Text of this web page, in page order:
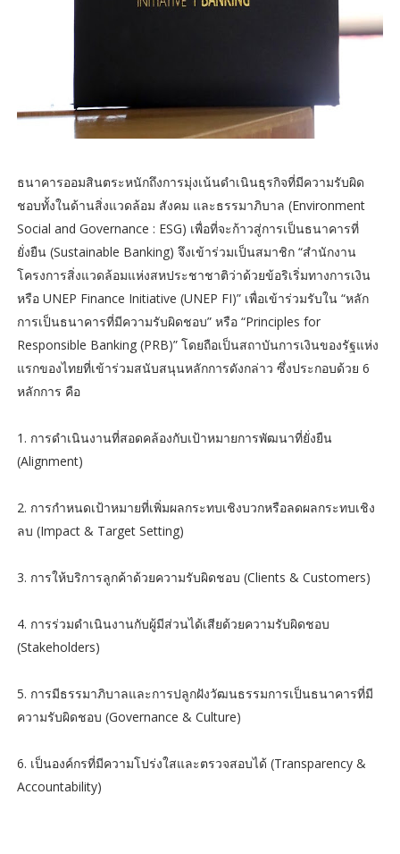
ธนาคารออมสินตระหนักถึงการมุ่งเน้นดำเนินธุรกิจที่มีความรับผิด
ชอบทั้งในด้านสิ่งแวดล้อม สังคม และธรรมาภิบาล (Environment
Social and Governance : ESG) เพื่อที่จะก้าวสู่การเป็นธนาคารที่
ยั่งยืน (Sustainable Banking) จึงเข้าร่วมเป็นสมาชิก “สำนักงาน
โครงการสิ่งแวดล้อมแห่งสหประชาชาติว่าด้วยข้อริเริ่มทางการเงิน
หรือ UNEP Finance Initiative (UNEP FI)” เพื่อเข้าร่วมรับใน “หลัก
การเป็นธนาคารที่มีความรับผิดชอบ” หรือ “Principles for
Responsible Banking (PRB)” โดยถือเป็นสถาบันการเงินของรัฐแห่ง
แรกของไทยที่เข้าร่วมสนับสนุนหลักการดังกล่าว ซึ่งประกอบด้วย 6
หลักการ คือ
1. การดำเนินงานที่สอดคล้องกับเป้าหมายการพัฒนาที่ยั่งยืน
(Alignment)
2. การกำหนดเป้าหมายที่เพิ่มผลกระทบเชิงบวกหรือลดผลกระทบเชิง
ลบ (Impact & Target Setting)
3. การให้บริการลูกค้าด้วยความรับผิดชอบ (Clients & Customers)
4. การร่วมดำเนินงานกับผู้มีส่วนได้เสียด้วยความรับผิดชอบ
(Stakeholders)
5. การมีธรรมาภิบาลและการปลูกฝังวัฒนธรรมการเป็นธนาคารที่มี
ความรับผิดชอบ (Governance & Culture)
6. เป็นองค์กรที่มีความโปร่งใสและตรวจสอบได้ (Transparency &
Accountability)